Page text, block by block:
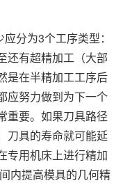
分为3个工序类型：
还有超精加工（大部
是在半精加工工序后
应努力做到为下一个
重要。如果刀具路径
刀具的寿命就可能延
专用机床上进行精加
内提高模具的几何精